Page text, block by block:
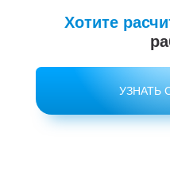
Хотите
УЗНАТЬ